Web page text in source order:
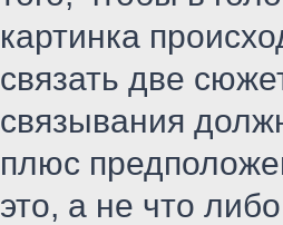
картинка
связать две
связывания
плюс
это, а не что